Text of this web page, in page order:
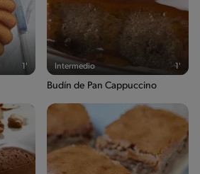
1' Intermedio 1'
Budín de Pan Cappuccino